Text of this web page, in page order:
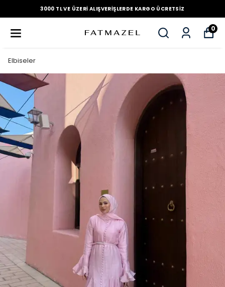
3000 TL VE ÜZERI ALIŞVERIŞLERDE KARGO ÜCRETSIZ
0
Elbiseler